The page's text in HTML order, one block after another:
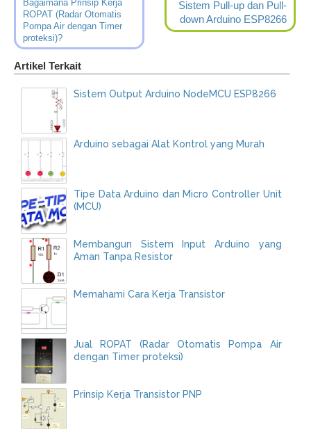
Sistem Pull-up dan Pull-
down Arduino ESP8266
Bagaimana Prinsip Kerja
ROPAT (Radar Otomatis
Pompa Air dengan Timer
proteksi)?
Artikel Terkait
Sistem Output Arduino NodeMCU ESP8266
Arduino sebagai Alat Kontrol yang Murah
Tipe Data Arduino dan Micro Controller Unit
(MCU)
Membangun Sistem Input Arduino yang
Aman Tanpa Resistor
Memahami Cara Kerja Transistor
Jual ROPAT (Radar Otomatis Pompa Air
dengan Timer proteksi)
Prinsip Kerja Transistor PNP